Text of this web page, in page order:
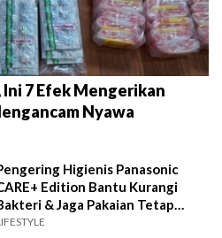
7 Efek Mengerikan
Nyawa
Higienis Panasonic
Edition Bantu Kurangi
& Jaga Pakaian Tetap